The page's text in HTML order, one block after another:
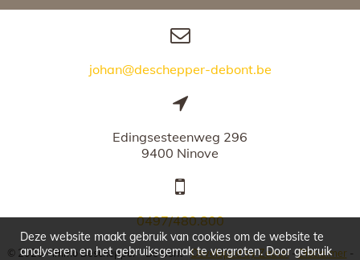
johan@deschepper-debont.be
Edingsesteenweg 296
9400 Ninove
0497/480.800
© 2026 - Immo Deschepper - De Bont -Developed by Zabun-Disclaimer-
Deze website maakt gebruik van cookies om de website te
analyseren en het gebruiksgemak te vergroten. Door gebruik